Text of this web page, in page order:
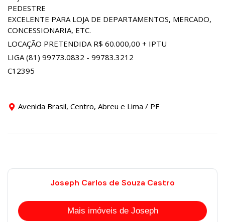
PEDESTRE
EXCELENTE PARA LOJA DE DEPARTAMENTOS, MERCADO,
CONCESSIONARIA, ETC.
LOCAÇÃO PRETENDIDA R$ 60.000,00 + IPTU
LIGA (81) 99773.0832 - 99783.3212
C12395
Avenida Brasil, Centro, Abreu e Lima / PE
Joseph Carlos de Souza Castro
Mais imóveis de Joseph